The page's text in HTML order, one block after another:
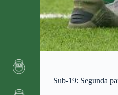
Sub-19: Segunda